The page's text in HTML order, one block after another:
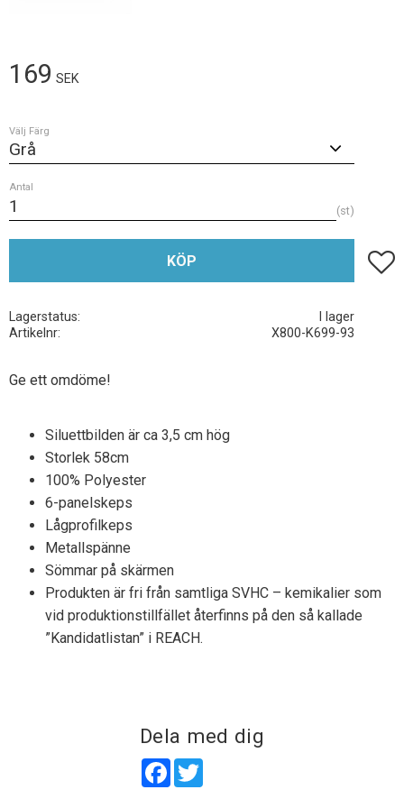
169 SEK
Välj Färg
Antal
st
KÖP Lägg
Lagerstatus
I lager
Artikelnr
X800-K699-93
Ge ett omdöme!
Siluettbilden är ca 3,5 cm hög
Storlek 58cm
100% Polyester
6-panelskeps
Lågprofilkeps
Metallspänne
Sömmar på skärmen
Produkten är fri från samtliga SVHC – kemikalier som
vid produktionstillfället återfinns på den så kallade
”Kandidatlistan” i REACH.
Dela med dig
Facebook